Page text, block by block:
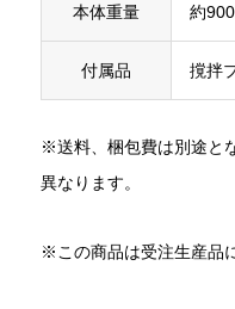
本体重量 約
付属品 撹拌
※送料、梱包費は別途と
異なります。
※この商品は受注生産品